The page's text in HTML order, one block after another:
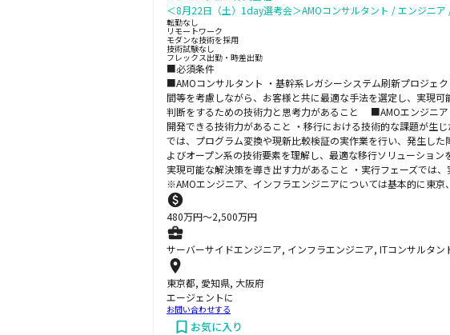
＜8月22日（土）1day選考会＞AMOコンサルタント / エンジニ
転勤なし
リモートワーク
モダンな技術を採用
技術試験なし
フレックス出勤・時差出勤
■必須条件
■AMOコンサルタント ・基幹系レガシーシステム刷新プロジェ
間等を考慮しながら、お客様と共に最適な手法を選定し、実現
判断をするための技術力と思考力があること ■AMOエンジニア
開発できる技術力があること ・移行における技術的な課題が生
では、プログラム変換や現新比較検証の実作業を行い、発生し
よびオープン系の技術要素を理解し、最適な移行ソリューショ
実現可能な解決策を導き出す力があること ・実行フェーズでは
※AMOエンジニア、インフラエンジニアについては基本的に東京
480万円〜2,500万円
サーバーサイドエンジニア, インフラエンジニア, ITコンサルタン
東京都, 愛知県, 大阪府
エージェントに
お問い合わせする
お気に入り